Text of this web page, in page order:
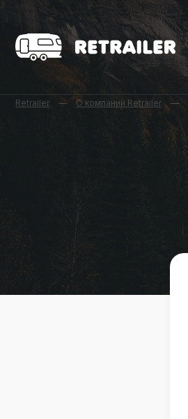
Retrailer — О компании Retrailer —